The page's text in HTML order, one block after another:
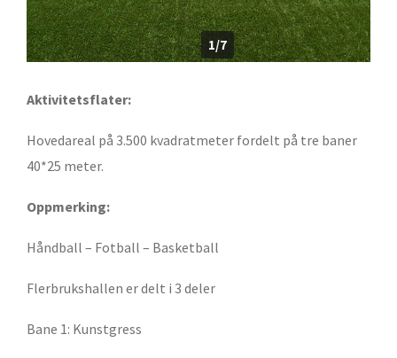
1/7
Aktivitetsflater:
Hovedareal på 3.500 kvadratmeter fordelt på tre baner
40*25 meter.
Oppmerking:
Håndball – Fotball – Basketball
Flerbrukshallen er delt i 3 deler
Bane 1: Kunstgress